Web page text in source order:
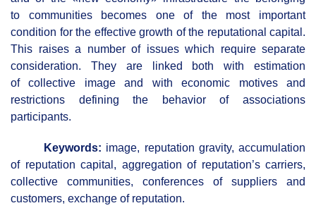
to communities becomes one of the most important
condition for the effective growth of the reputational capital.
This raises a number of issues which require separate
consideration. They are linked both with estimation
of collective image and with economic motives and
restrictions defining the behavior of associations
participants.
Keywords: image, reputation gravity, accumulation
of reputation capital, aggregation of reputation’s carriers,
collective communities, conferences of suppliers and
customers, exchange of reputation.